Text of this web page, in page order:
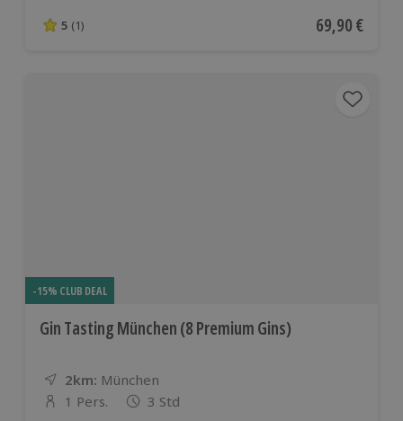
5 von 5 Sternen basierend auf 1 Bewertungen
5 (1) Aktueller
69,90 €
-15% CLUB DEAL
Gin Tasting München (8 Premium Gins)
2km: Entfernung
Standort
München
Anzahl der Teilnehmer
1 Pers. 3 Std